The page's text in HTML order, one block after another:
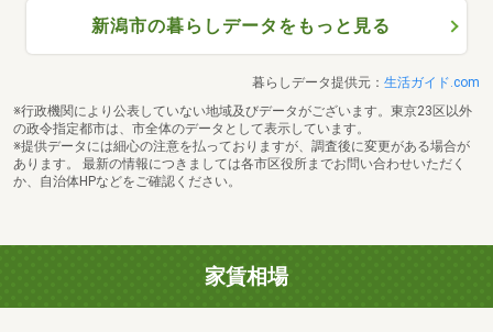
新潟市の暮らしデータをもっと見る
暮らしデータ提供元： 生活ガイド.com
※行政機関により公表していない地域及びデータがございます。東京23区以外
の政令指定都市は、市全体のデータとして表示しています。
※提供データには細心の注意を払っておりますが、調査後に変更がある場合が
あります。 最新の情報につきましては各市区役所までお問い合わせいただく
か、自治体HPなどをご確認ください。
家賃相場